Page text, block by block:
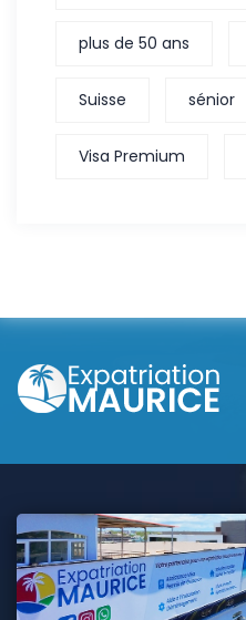
plus de 50 ans
Suisse sénior
Visa Premium